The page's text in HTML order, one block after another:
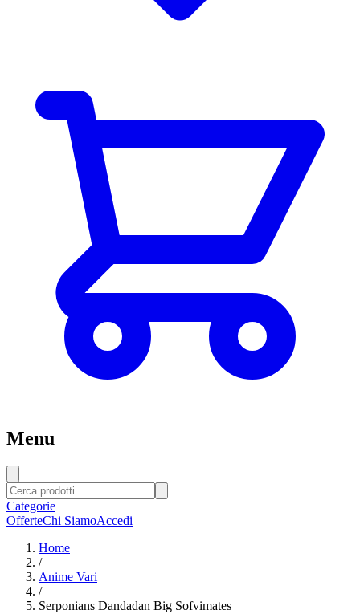
Menu
Categorie
OfferteChi SiamoAccedi
Home
/
Anime Vari
/
Serponians Dandadan Big Sofvimates